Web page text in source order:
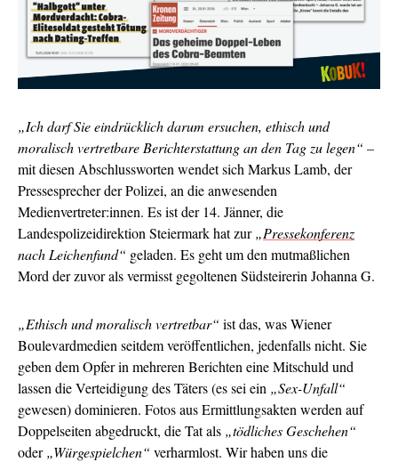
„Ich darf Sie eindrücklich darum ersuchen, ethisch und
moralisch vertretbare Berichterstattung an den Tag zu legen“ –
mit diesen Abschlussworten wendet sich Markus Lamb, der
Pressesprecher der Polizei, an die anwesenden
Medienvertreter:innen. Es ist der 14. Jänner, die
Landespolizeidirektion Steiermark hat zur„Pressekonferenz
nach Leichenfund“ geladen. Es geht um den mutmaßlichen
Mord der zuvor als vermisst gegoltenen Südsteirerin Johanna G.
„Ethisch und moralisch vertretbar“ ist das, was Wiener
Boulevardmedien seitdem veröffentlichen, jedenfalls nicht. Sie
geben dem Opfer in mehreren Berichten eine Mitschuld und
lassen die Verteidigung des Täters (es sei ein „Sex-Unfall“
gewesen) dominieren. Fotos aus Ermittlungsakten werden auf
Doppelseiten abgedruckt, die Tat als „tödliches Geschehen“
oder„Würgespielchen“ verharmlost. Wir haben uns die